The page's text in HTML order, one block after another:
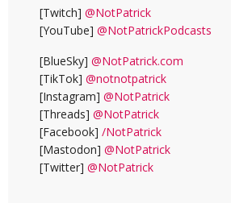
[Twitch] @NotPatrick
[YouTube] @NotPatrickPodcasts
[BlueSky] @NotPatrick.com
[TikTok] @notnotpatrick
[Instagram] @NotPatrick
[Threads] @NotPatrick
[Facebook] /NotPatrick
[Mastodon] @NotPatrick
[Twitter] @NotPatrick